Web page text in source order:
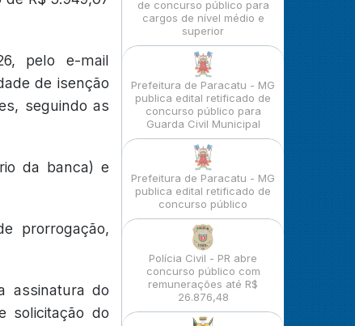
pelo e-mail
de isenção
seguindo as
da banca) e
prorrogação,
assinatura do
solicitação do
de concurso público para
cargos de nível médio e
superior
Prefeitura de Paracatu - MG
publica edital retificado de
concurso público para
Guarda Civil Municipal
Prefeitura de Paracatu - MG
publica edital retificado de
concurso público
Polícia Civil - PR abre
concurso público com
remunerações até R$
26.876,48